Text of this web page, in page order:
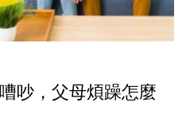
吵，父母煩躁怎麼